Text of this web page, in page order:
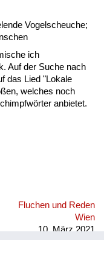
Vogelscheuche;
ich
Auf der Suche nach
das Lied "Lokale
welches noch
anbietet.
Fluchen und Reden
Wien
10. März 2021